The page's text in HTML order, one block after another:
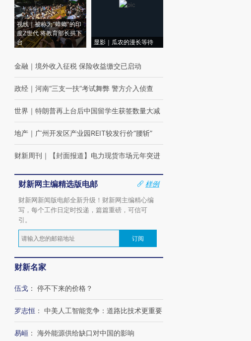
视线｜被称为“蟑螂”的印
度Z世代 将教育部长拱下
台
显影｜瓜农的漫长等待
金融 ｜ 境外收入征税 保险收益缴交已启动
政经 ｜ 河南“三支一扶”考试舞弊 警方介入侦查
世界 ｜ 特朗普再上台后中国留学生获签数量大减
地产 ｜ 广州开发区产业园REIT较发行价“腰斩”
财新周刊 ｜ 【封面报道】电力现货市场元年突进
财新网主编精选版电邮
样例
财新网新闻版电邮全新升级！财新网主编精心编
写，每个工作日定时投递，篇篇重磅，可信可
引。
订阅
财新名家
伍戈 ： 停不下来的价格？
罗志恒 ： 中美人工智能竞争：道路比技术更重要
易峘 ： 海外能源供给缺口对中国的影响